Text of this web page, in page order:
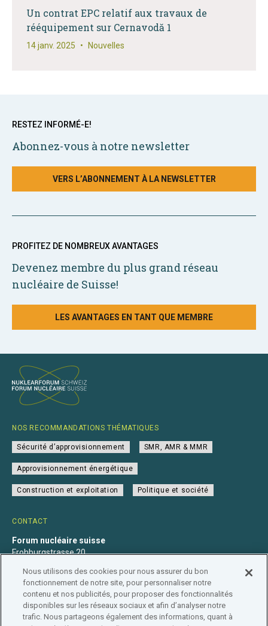
Un contrat EPC relatif aux travaux de
rééquipement sur Cernavodă 1
14 janv. 2025 • Nouvelles
RESTEZ INFORMÉ-E!
Abonnez-vous à notre newsletter
VERS L’ABONNEMENT À LA NEWSLETTER
PROFITEZ DE NOMBREUX AVANTAGES
Devenez membre du plus grand réseau
nucléaire de Suisse!
LES AVANTAGES EN TANT QUE MEMBRE
CONTACT
Forum nucléaire suisse
Frohburgstrasse 20
+41 31 560 36 50
info@nuklearforum.ch
NOS RECOMMANDATIONS THÉMATIQUES
Sécurité d’approvisionnement SMR, AMR & MMR
Approvisionnement énergétique
Construction et exploitation Politique et société
Nous utilisons des cookies pour nous assurer du bon
fonctionnement de notre site, pour personnaliser notre
contenu et nos publicités, pour proposer des fonctionnalités
disponibles sur les réseaux sociaux et afin d’analyser notre
trafic. Nous partageons également des informations, quant à